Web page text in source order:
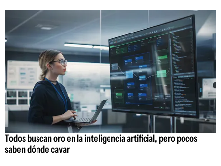
Todos buscan oro en la inteligencia artificial, pero pocos
saben dónde cavar